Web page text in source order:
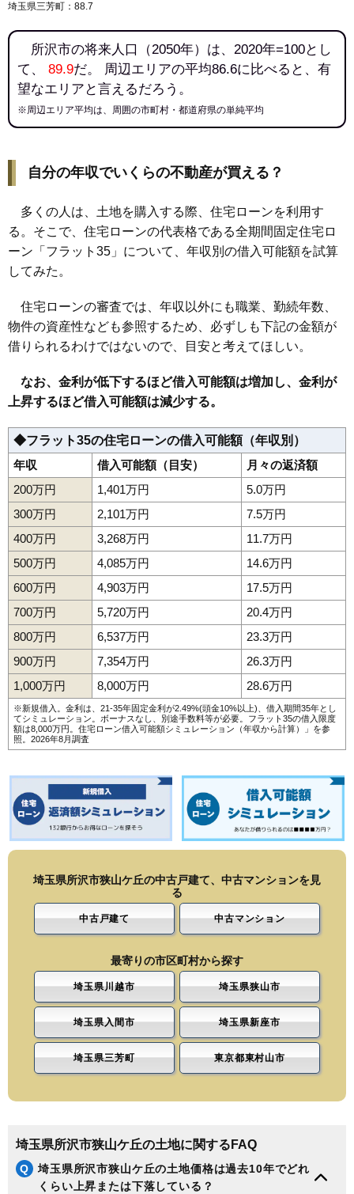
埼玉県三芳町：88.7
所沢市の将来人口（2050年）は、2020年=100とし
て、 89.9だ。 周辺エリアの平均86.6に比べると、有
望なエリアと言えるだろう。
※周辺エリア平均は、周囲の市町村・都道府県の単純平均
自分の年収でいくらの不動産が買える？
多くの人は、土地を購入する際、住宅ローンを利用す
る。そこで、住宅ローンの代表格である全期間固定住宅ロ
ーン「フラット35」について、年収別の借入可能額を試算
してみた。
住宅ローンの審査では、年収以外にも職業、勤続年数、
物件の資産性なども参照するため、必ずしも下記の金額が
借りられるわけではないので、目安と考えてほしい。
なお、金利が低下するほど借入可能額は増加し、金利が
上昇するほど借入可能額は減少する。
◆フラット35の住宅ローンの借入可能額（年収別）
年収
借入可能額（目安）
月々の返済額
200万円
1,401万円
5.0万円
300万円
2,101万円
7.5万円
400万円
3,268万円
11.7万円
500万円
4,085万円
14.6万円
600万円
4,903万円
17.5万円
700万円
5,720万円
20.4万円
800万円
6,537万円
23.3万円
900万円
7,354万円
26.3万円
1,000万円
8,000万円 28.6万円
※新規借入。金利は、21-35年固定金利が2.49%(頭金10%以上)、借入期間35年とし
てシミュレーション。ボーナスなし、別途手数料等が必要。フラット35の借入限度
額は8,000万円。 住宅ローン借入可能額シミュレーション（年収から計算）
」を参
照。2026年8月調査
埼玉県所沢市狭山ケ丘の中古戸建て、中古マンションを見
る
中古戸建て 中古マンション
最寄りの市区町村から探す
埼玉県川越市 埼玉県狭山市
埼玉県入間市 埼玉県新座市
埼玉県三芳町 東京都東村山市
埼玉県所沢市狭山ケ丘の土地に関するFAQ
Q
埼玉県所沢市狭山ケ丘の土地価格は過去10年でどれ
くらい上昇または下落している？